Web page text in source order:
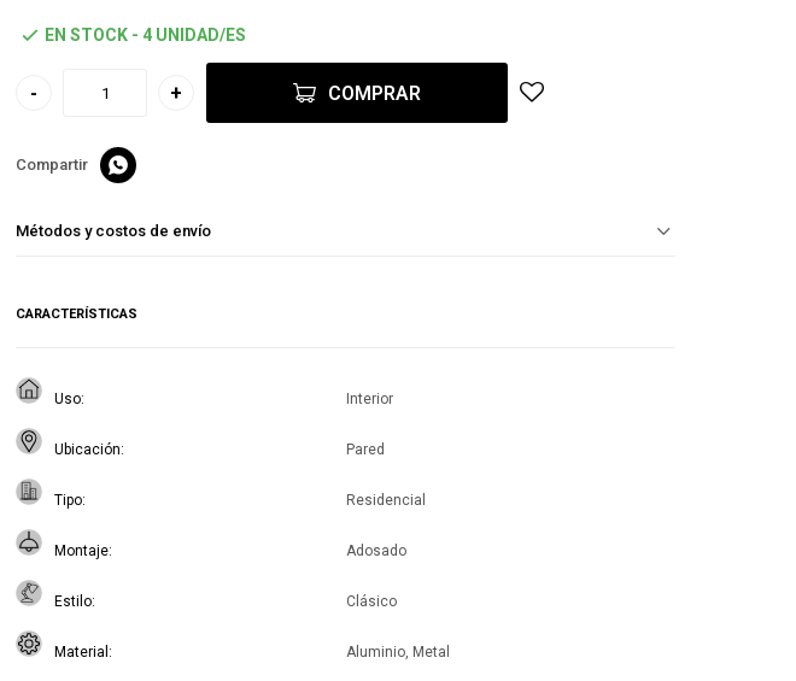
EN STOCK - 4 UNIDAD/ES
- + COMPRAR

Métodos y costos de envío
CARACTERÍSTICAS
Uso Interior
Ubicación Pared
Tipo Residencial
Montaje Adosado
Estilo Clásico
Material Aluminio, Metal